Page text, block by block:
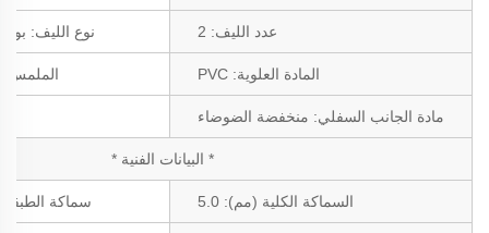
عدد الليف: 2 نوع الليف:
المادة العلوية: PVC الملمس
مادة الجانب السفلي: منخفضة الضوضاء
* البيانات الفنية *
السماكة الكلية (مم): 5.0 سماكة الطبقة